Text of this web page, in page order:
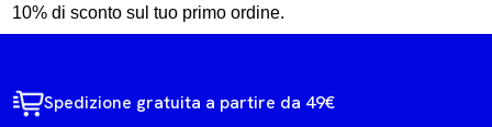
10% di sconto sul tuo primo ordine.
Spedizione gratuita a partire da 49€